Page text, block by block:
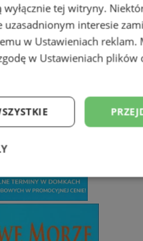
tej witryny.
uzasadnionym interesie
w Ustawieniach reklam.
w Ustawieniach plików
Niesklasyfikowane